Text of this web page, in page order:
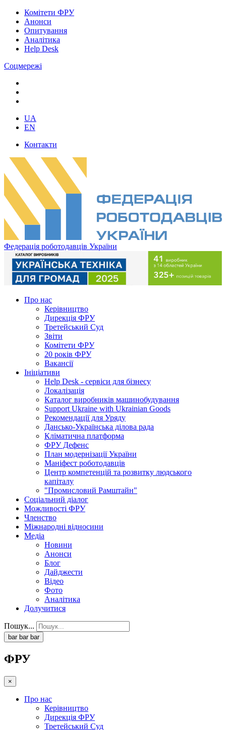
Комітети ФРУ
Анонси
Опитування
Аналітика
Help Desk
Соцмережі
UA
EN
Контакти
Федерація роботодавців України
Про нас
Керівництво
Дирекція ФРУ
Третейський Суд
Звіти
Комітети ФРУ
20 років ФРУ
Вакансії
Ініціативи
Help Desk - сервіси для бізнесу
Локалізація
Каталог виробників машинобудування
Support Ukraine with Ukrainian Goods
Рекомендації для Уряду
Дансько-Українська ділова рада
Кліматична платформа
ФРУ Дефенс
План модернізації України
Маніфест роботодавців
Центр компетенцій та розвитку людського
капіталу
"Промисловий Рамштайн"
Соціальний діалог
Можливості ФРУ
Членство
Міжнародні відносини
Медіа
Новини
Анонси
Блог
Дайджести
Відео
Фото
Аналітика
Долучитися
Пошук...
bar bar bar
ФРУ
×
Про нас
Керівництво
Дирекція ФРУ
Третейський Суд